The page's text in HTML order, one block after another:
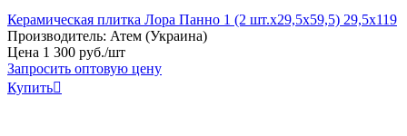
Керамическая плитка Лора Панно 1 (2 шт.х29,5х59,5) 29,5x119
Производитель: Атем (Украина)
Цена 1 300 руб./шт
Запросить оптовую цену
Купить